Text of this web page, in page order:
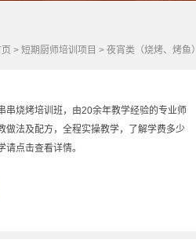
> 短期厨师培训项目 > 夜宵类（烧烤、烤鱼）
串烧烤培训班，由20余年教学经验的专业师
做法及配方，全程实操教学，了解学费多少
点击查看详情。